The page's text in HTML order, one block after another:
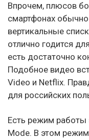
Впрочем, плюсов
смартфонах
вертикальные
отлично годится
есть достаточно
Подобное видео
Video и Netflix.
для российских
Есть режим работы
Mode. В этом